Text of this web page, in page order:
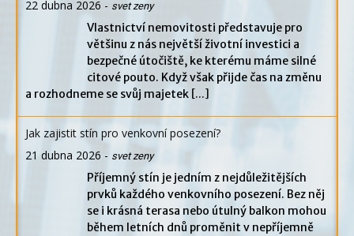
22 dubna 2026 - svet zeny
Vlastnictví nemovitosti představuje pro
většinu z nás největší životní investici a
bezpečné útočiště, ke kterému máme silné
citové pouto. Když však přijde čas na změnu
a rozhodneme se svůj majetek [...]
Jak zajistit stín pro venkovní posezení?
21 dubna 2026 - svet zeny
Příjemný stín je jedním z nejdůležitějších
prvků každého venkovního posezení. Bez něj
se i krásná terasa nebo útulný balkon mohou
během letních dnů proměnit v nepříjemně